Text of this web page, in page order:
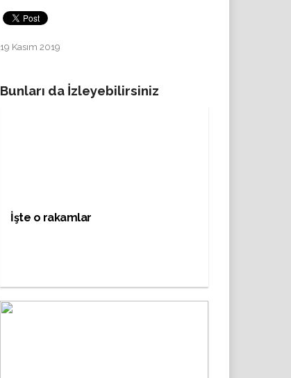
19 Kasım 2019
Bunları da İzleyebilirsiniz
İşte o rakamlar